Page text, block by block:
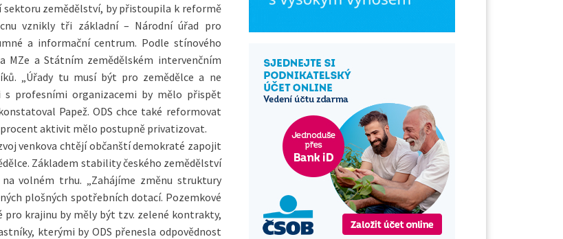
sektoru zemědělství, by přistoupila k reformě
vznikly tři základní – Národní úřad pro
a informační centrum. Podle stínového
MZe a Státním zemědělském intervenčním
„Úřady tu musí být pro zemědělce a ne
s profesními organizacemi by mělo přispět
Papež. ODS chce také reformovat
procent aktivit mělo postupně privatizovat.
venkova chtějí občanští demokraté zapojit
Základem stability českého zemědělství
volném trhu. „Zahájíme změnu struktury
plošných spotřebních dotací. Pozemkové
pro krajinu by měly být tzv. zelené kontrakty,
kterými by ODS přenesla odpovědnost